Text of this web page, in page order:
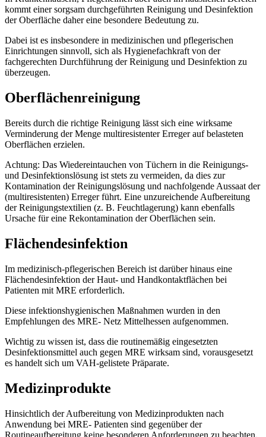
kommt einer sorgsam durchgeführten Reinigung und Desinfektion
der Oberfläche daher eine besondere Bedeutung zu.
Dabei ist es insbesondere in medizinischen und pflegerischen
Einrichtungen sinnvoll, sich als Hygienefachkraft von der
fachgerechten Durchführung der Reinigung und Desinfektion zu
überzeugen.
Oberflächenreinigung
Bereits durch die richtige Reinigung lässt sich eine wirksame
Verminderung der Menge multiresistenter Erreger auf belasteten
Oberflächen erzielen.
Achtung: Das Wiedereintauchen von Tüchern in die Reinigungs-
und Desinfektionslösung ist stets zu vermeiden, da dies zur
Kontamination der Reinigungslösung und nachfolgende Aussaat der
(multiresistenten) Erreger führt. Eine unzureichende Aufbereitung
der Reinigungstextilien (z. B. Feuchtlagerung) kann ebenfalls
Ursache für eine Rekontamination der Oberflächen sein.
Flächendesinfektion
Im medizinisch-pflegerischen Bereich ist darüber hinaus eine
Flächendesinfektion der Haut- und Handkontaktflächen bei
Patienten mit MRE erforderlich.
Diese infektionshygienischen Maßnahmen wurden in den
Empfehlungen des MRE- Netz Mittelhessen aufgenommen.
Wichtig zu wissen ist, dass die routinemäßig eingesetzten
Desinfektionsmittel auch gegen MRE wirksam sind, vorausgesetzt
es handelt sich um VAH-gelistete Präparate.
Medizinprodukte
Hinsichtlich der Aufbereitung von Medizinprodukten nach
Anwendung bei MRE- Patienten sind gegenüber der
Routineaufbereitung keine besonderen Anforderungen zu beachten.